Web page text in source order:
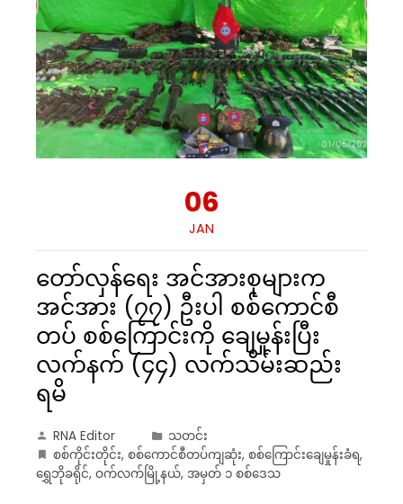
06
JAN
တော်လှန်ရေး အင်အားစုများက
အင်အား (၇၇) ဦးပါ စစ်ကောင်စီ
တပ် စစ်ကြောင်းကို ချေမှုန်းပြီး
လက်နက် (၄၄) လက်သိမ်းဆည်း
ရမိ
RNA Editor
သတင်း
စစ်ကိုင်းတိုင်း, စစ်ကောင်စီတပ်ကျဆုံး, စစ်ကြောင်းချေမှုန်းခံရ,
ရွှေဘိုခရိုင်, ဝက်လက်မြို့နယ်, အမှတ် ၁ စစ်ဒေသ